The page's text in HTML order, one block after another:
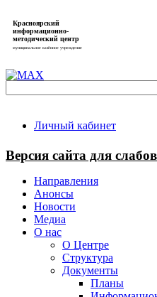
Красноярский
информационно-
методический центр
муниципальное казённое учреждение
Личный кабинет
Версия сайта для
Направления
Анонсы
Новости
Медиа
О нас
О Центре
Структура
Документы
Планы